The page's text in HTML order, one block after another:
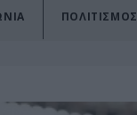
ΠΟΛΙΤΙΣΜΟΣ